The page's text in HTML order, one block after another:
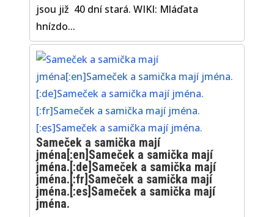
jsou již 40 dní stará. WIKI: Mláďata
hnízdo...
Sameček a samička mají
jména[:en]Sameček a samička mají
jména.[:de]Sameček a samička mají
jména.[:fr]Sameček a samička mají
jména.[:es]Sameček a samička mají
jména.